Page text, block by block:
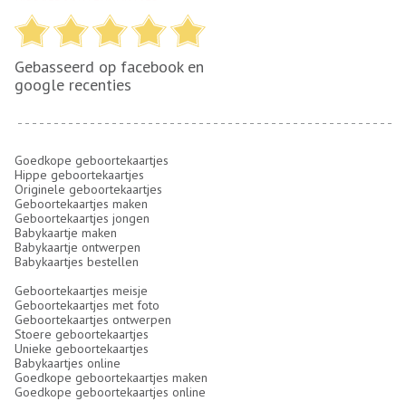
Gebasseerd op facebook en
google recenties
Goedkope geboortekaartjes
Hippe geboortekaartjes
Originele geboortekaartjes
Geboortekaartjes maken
Geboortekaartjes jongen
Babykaartje maken
Babykaartje ontwerpen
Babykaartjes bestellen
Geboortekaartjes meisje
Geboortekaartjes met foto
Geboortekaartjes ontwerpen
Stoere geboortekaartjes
Unieke geboortekaartjes
Babykaartjes online
Goedkope geboortekaartjes maken
Goedkope geboortekaartjes online